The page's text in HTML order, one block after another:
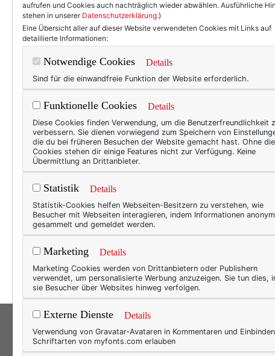
aufrufen und Cookies auch nachträglich wieder abwählen. Ausführliche
stehen in unserer Datenschutzerklärung.)
Eine Übersicht aller auf dieser Website verwendeten Cookies mit Links auf
detaillierte Informationen:
Notwendige Cookies Details
Sind für die einwandfreie Funktion der Website erforderlich.
Funktionelle Cookies Details
Diese Cookies finden Verwendung, um die Benutzerfreundlichkeit
verbessern. Sie dienen vorwiegend zum Speichern von
die du bei früheren Besuchen der Website gemacht hast. Ohne
Cookies stehen dir einige Features nicht zur Verfügung. Keine
Übermittlung an Drittanbieter.
Statistik Details
Statistik-Cookies helfen Webseiten-Besitzern zu verstehen, wie
Besucher mit Webseiten interagieren, indem Informationen anonym
gesammelt und gemeldet werden.
Marketing Details
Marketing Cookies werden von Drittanbietern oder Publishern
verwendet, um personalisierte Werbung anzuzeigen. Sie tun dies,
sie Besucher über Websites hinweg verfolgen.
Externe Dienste Details
Verwendung von Gravatar-Avataren in Kommentaren und
Schriftarten von myfonts.com erlauben